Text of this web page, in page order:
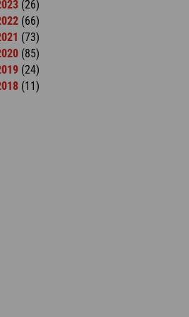
(26)
(66)
(73)
(85)
(24)
(11)